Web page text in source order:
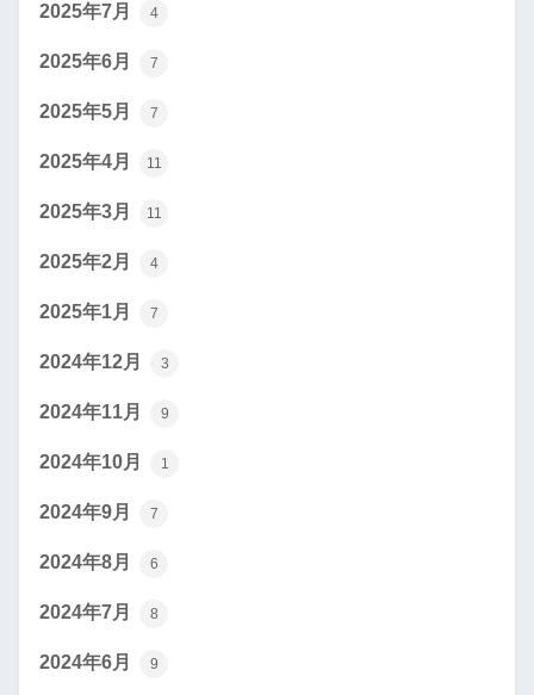
2025年7月 4
2025年6月 7
2025年5月 7
2025年4月 11
2025年3月 11
2025年2月 4
2025年1月 7
2024年12月 3
2024年11月 9
2024年10月 1
2024年9月 7
2024年8月 6
2024年7月 8
2024年6月 9